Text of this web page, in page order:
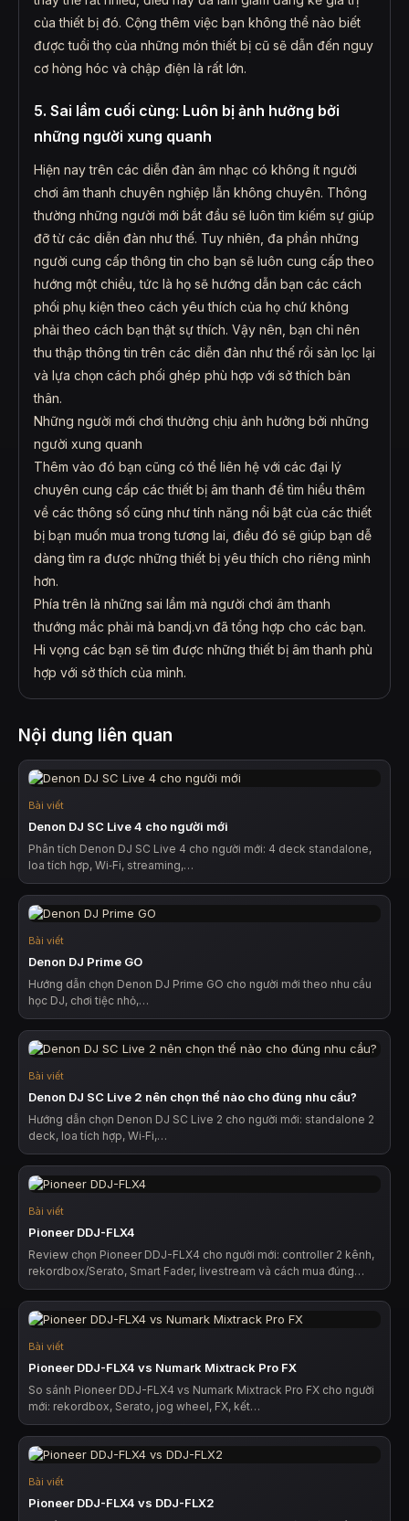
của thiết bị đó. Cộng thêm việc bạn không thể nào biết
được tuổi thọ của những món thiết bị cũ sẽ dẫn đến nguy
cơ hỏng hóc và chập điện là rất lớn.
5. Sai lầm cuối cùng: Luôn bị ảnh hưởng bởi
những người xung quanh
Hiện nay trên các diễn đàn âm nhạc có không ít người
chơi âm thanh chuyên nghiệp lẫn không chuyên. Thông
thường những người mới bắt đầu sẽ luôn tìm kiếm sự giúp
đỡ từ các diễn đàn như thế. Tuy nhiên, đa phần những
người cung cấp thông tin cho bạn sẽ luôn cung cấp theo
hướng một chiều, tức là họ sẽ hướng dẫn bạn các cách
phối phụ kiện theo cách yêu thích của họ chứ không
phải theo cách bạn thật sự thích. Vậy nên, bạn chỉ nên
thu thập thông tin trên các diễn đàn như thế rồi sàn lọc lại
và lựa chọn cách phối ghép phù hợp với sở thích bản
thân.
Những người mới chơi thường chịu ảnh hưởng bởi những
người xung quanh
Thêm vào đó bạn cũng có thể liên hệ với các đại lý
chuyên cung cấp các thiết bị âm thanh để tìm hiểu thêm
về các thông số cũng như tính năng nổi bật của các thiết
bị bạn muốn mua trong tương lai, điều đó sẽ giúp bạn dễ
dàng tìm ra được những thiết bị yêu thích cho riêng mình
hơn.
Phía trên là những sai lầm mà người chơi âm thanh
thướng mắc phải mà bandj.vn đã tổng hợp cho các bạn.
Hi vọng các bạn sẽ tìm được những thiết bị âm thanh phù
hợp với sở thích của mình.
Nội dung liên quan
Bài viết
Denon DJ SC Live 4 cho người mới
Phân tích Denon DJ SC Live 4 cho người mới: 4 deck standalone,
loa tích hợp, Wi‑Fi, streaming,…
Bài viết
Denon DJ Prime GO
Hướng dẫn chọn Denon DJ Prime GO cho người mới theo nhu cầu
học DJ, chơi tiệc nhỏ,…
Bài viết
Denon DJ SC Live 2 nên chọn thế nào cho đúng nhu cầu?
Hướng dẫn chọn Denon DJ SC Live 2 cho người mới: standalone 2
deck, loa tích hợp, Wi‑Fi,…
Bài viết
Pioneer DDJ-FLX4
Review chọn Pioneer DDJ-FLX4 cho người mới: controller 2 kênh,
rekordbox/Serato, Smart Fader, livestream và cách mua đúng…
Bài viết
Pioneer DDJ-FLX4 vs Numark Mixtrack Pro FX
So sánh Pioneer DDJ-FLX4 vs Numark Mixtrack Pro FX cho người
mới: rekordbox, Serato, jog wheel, FX, kết…
Bài viết
Pioneer DDJ-FLX4 vs DDJ-FLX2